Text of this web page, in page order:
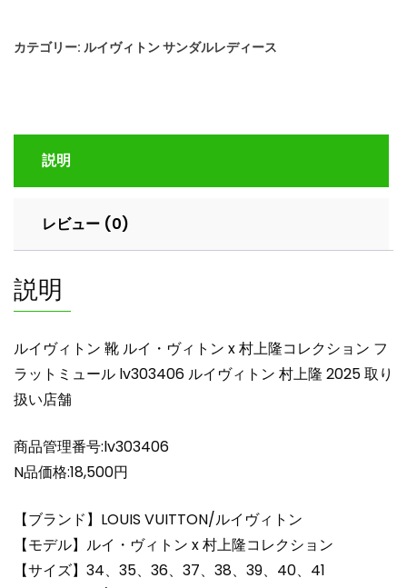
ト
イ・
ィ
x
上
隆
レ
ク
シ
ン
フ
ッ
ト
ミ
ュ
カテゴリー: ルイヴィトン サンダルレディース
説明
レビュー (0)
説明
ルイヴィトン 靴 ルイ・ヴィトン x 村上隆コレクション フ
ラットミュール lv303406 ルイヴィトン 村上隆 2025 取り
扱い店舗
商品管理番号:lv303406
N品価格:18,500円
【ブランド】LOUIS VUITTON/ルイヴィトン
【モデル】ルイ・ヴィトン x 村上隆コレクション
【サイズ】34、35、36、37、38、39、40、41